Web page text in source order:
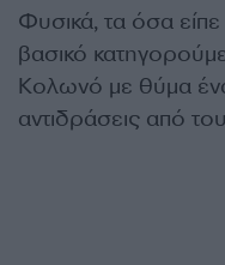
Φυσικά, τα όσα
βασικό
Κολωνό με θύμα
αντιδράσεις από